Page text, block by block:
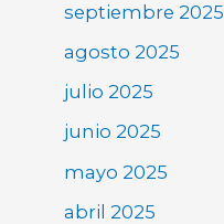
septiembre 2025
agosto 2025
julio 2025
junio 2025
mayo 2025
abril 2025